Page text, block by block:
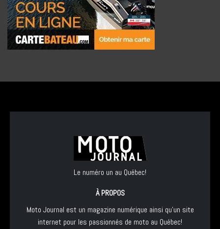
Le numéro un au Québec!
À PROPOS
Moto Journal est un magazine numérique ainsi qu'un site
internet pour les passionnés de moto au Québec!